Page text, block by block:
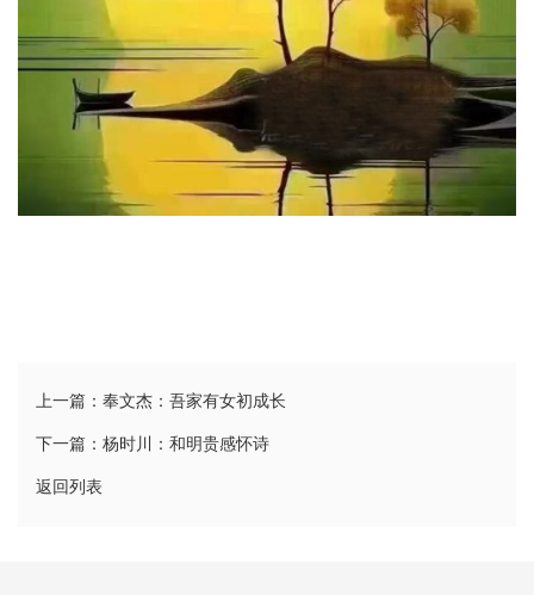
上一篇：奉文杰：吾家有女初成长
下一篇：杨时川：和明贵感怀诗
返回列表